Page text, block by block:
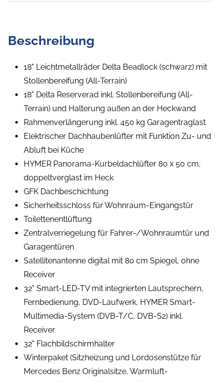
Beschreibung
18" Leichtmetallräder Delta Beadlock (schwarz) mit
Stollenbereifung (All-Terrain)
18" Delta Reserverad inkl. Stollenbereifung (All-
Terrain) und Halterung außen an der Heckwand
Rahmenverlängerung inkl. 450 kg Garagentraglast
Elektrischer Dachhaubenlüfter mit Funktion Zu- und
Abluft bei Küche
HYMER Panorama-Kurbeldachlüfter 80 x 50 cm,
doppeltverglast im Heck
GFK Dachbeschichtung
Sicherheitsschloss für Wohnraum-Eingangstür
Toilettenentlüftung
Zentralverriegelung für Fahrer-/Wohnraumtür und
Garagentüren
Satellitenantenne digital mit 80 cm Spiegel, ohne
Receiver
32" Smart-LED-TV mit integrierten Lautsprechern,
Fernbedienung, DVD-Laufwerk, HYMER Smart-
Multimedia-System (DVB-T/C, DVB-S2) inkl.
Receiver
32" Flachbildschirmhalter
Winterpaket (Sitzheizung und Lordosenstütze für
Mercedes Benz Originalsitze, Warmluft-